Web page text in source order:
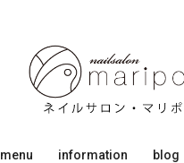
menu information blog